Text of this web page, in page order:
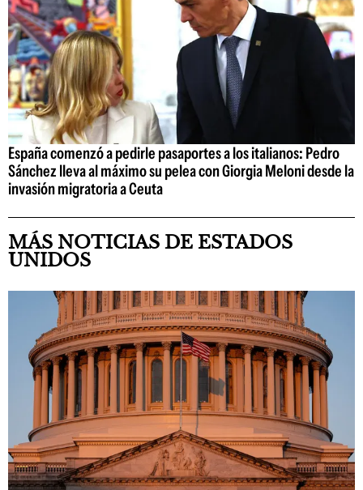
España comenzó a pedirle pasaportes a los italianos: Pedro
Sánchez lleva al máximo su pelea con Giorgia Meloni desde la
invasión migratoria a Ceuta
MÁS NOTICIAS DE ESTADOS
UNIDOS